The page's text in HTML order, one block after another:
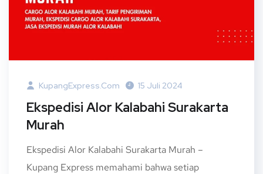
KupangExpress.com 15 Juli 2024
Ekspedisi Alor Kalabahi Surakarta
Murah
Ekspedisi Alor Kalabahi Surakarta Murah –
Kupang Express memahami bahwa setiap